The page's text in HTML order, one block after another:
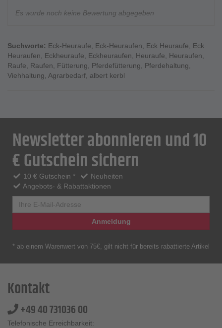
Es wurde noch keine Bewertung abgegeben
Suchworte: Eck-Heuraufe, Eck-Heuraufen, Eck Heuraufe, Eck
Heuraufen, Eckheuraufe, Eckheuraufen, Heuraufe, Heuraufen,
Raufe, Raufen, Fütterung, Pferdefütterung, Pferdehaltung,
Viehhaltung, Agrarbedarf, albert kerbl
Newsletter abonnieren und 10
€ Gutschein sichern
10 € Gutschein *
Neuheiten
Angebots- & Rabattaktionen
Anmeldung
* ab einem Warenwert von 75€, gilt nicht für bereits rabattierte Artikel
Kontakt
+49 40 731036 00
Telefonische Erreichbarkeit: